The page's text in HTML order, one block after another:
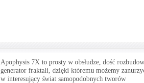
Apophysis 7X to prosty w obsłudze, dość
generator fraktali, dzięki któremu możemy
w interesujący świat samopodobnych tworów